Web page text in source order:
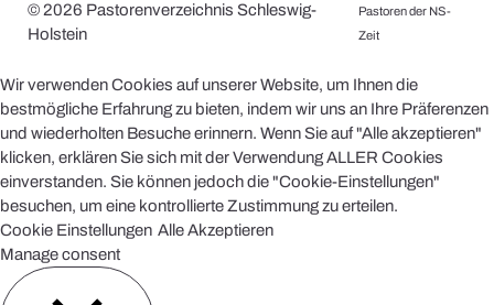
© 2026 Pastorenverzeichnis Schleswig-
Holstein
Pastoren der NS-
Zeit
Wir verwenden Cookies auf unserer Website, um Ihnen die
bestmögliche Erfahrung zu bieten, indem wir uns an Ihre Präferenzen
und wiederholten Besuche erinnern. Wenn Sie auf "Alle akzeptieren"
klicken, erklären Sie sich mit der Verwendung ALLER Cookies
einverstanden. Sie können jedoch die "Cookie-Einstellungen"
besuchen, um eine kontrollierte Zustimmung zu erteilen.
Cookie Einstellungen Alle Akzeptieren
Manage consent